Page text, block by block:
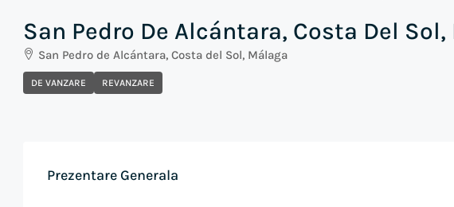
San Pedro De Alcántara, Costa Del
San Pedro de Alcántara, Costa del Sol, Málaga
DE VANZARE REVANZARE
Prezentare Generala